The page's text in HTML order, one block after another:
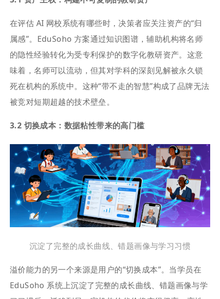
在评估 AI 网校系统有哪些时，决策者应关注资产的“归
属感”。EduSoho 方案通过知识图谱，辅助机构将名师
的隐性经验转化为受专利保护的数字化教研资产。这意
味着，名师可以流动，但其对学科的深刻见解被永久锁
死在机构的系统中。这种“带不走的智慧”构成了品牌无法
被竞对短期超越的技术壁垒。
3.2 切换成本：数据粘性带来的高门槛
沉淀了完整的成长曲线、错题画像与学习习惯
溢价能力的另一个来源是用户的“切换成本”。当学员在
EduSoho 系统上沉淀了完整的成长曲线、错题画像与学